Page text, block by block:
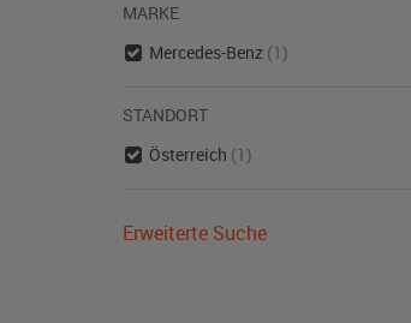
MARKE
Mercedes-Benz (1)
STANDORT
Österreich (1)
Erweiterte Suche